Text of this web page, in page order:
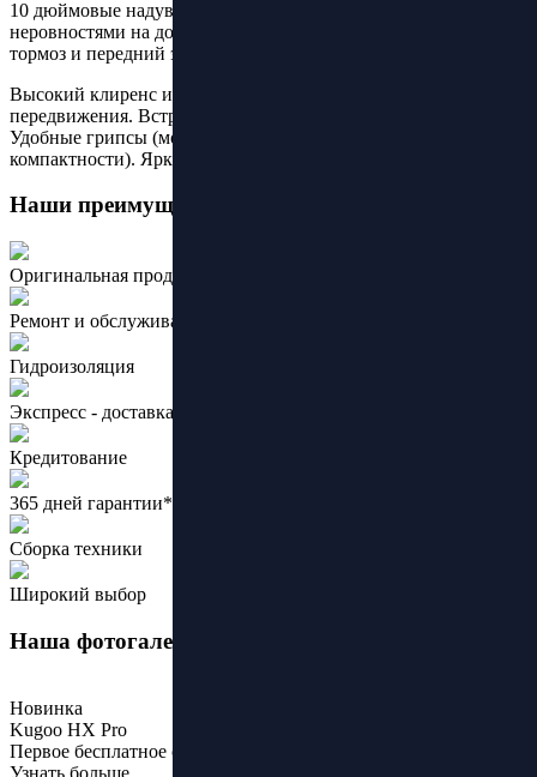
10 дюймовые надувные колеса отлично стравляются с
неровностями на дороге. Три скорости, задний дисковый
тормоз и передний электрический (с рекуперацией).
Высокий клиренс и прорезиненная дека для комфортного
передвижения. Встроенный звонок на ручке тормоза.
Удобные грипсы (можно открутить для максимальной
компактности). Яркий и хорошо читаемый дисплей.
Наши преимущества:
Оригинальная продукция ведущих брендов
Ремонт и обслуживание
Гидроизоляция
Экспресс - доставка
Кредитование
365 дней гарантии*
Сборка техники
Широкий выбор
Наша фотогалерея
Новинка
Kugoo HX Pro
Первое бесплатное обслуживание